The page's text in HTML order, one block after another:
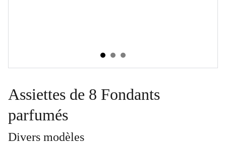
Assiettes de 8 Fondants
parfumés
Divers modèles